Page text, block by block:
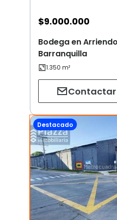
$9.000.000
Bodega en
Barranquilla
Contactar
Destacado